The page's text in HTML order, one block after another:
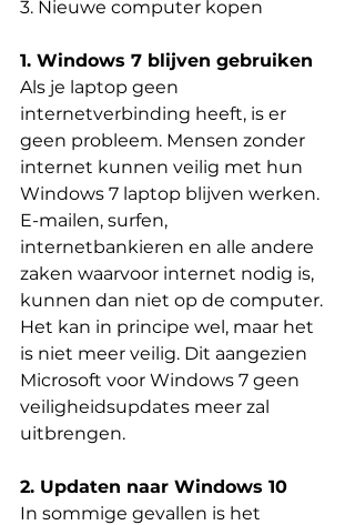
3. Nieuwe computer kopen
1. Windows 7 blijven gebruiken
Als je laptop geen
internetverbinding heeft, is er
geen probleem. Mensen zonder
internet kunnen veilig met hun
Windows 7 laptop blijven werken.
E-mailen, surfen,
internetbankieren en alle andere
zaken waarvoor internet nodig is,
kunnen dan niet op de computer.
Het kan in principe wel, maar het
is niet meer veilig. Dit aangezien
Microsoft voor Windows 7 geen
veiligheidsupdates meer zal
uitbrengen.
2. Updaten naar Windows 10
In sommige gevallen is het